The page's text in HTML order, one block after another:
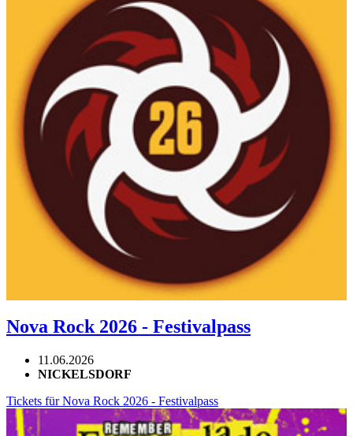
Nova Rock 2026 - Festivalpass
11.06.2026
NICKELSDORF
Tickets für Nova Rock 2026 - Festivalpass